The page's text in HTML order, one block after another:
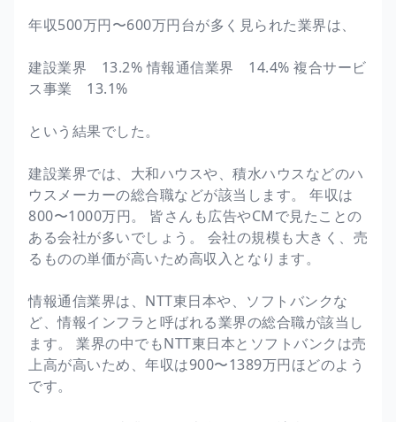
年収500万円〜600万円台が多く見られた業界は、
建設業界 13.2% 情報通信業界 14.4% 複合サービ
ス事業 13.1%
という結果でした。
建設業界では、大和ハウスや、積水ハウスなどのハ
ウスメーカーの総合職などが該当します。 年収は
800〜1000万円。 皆さんも広告やCMで見たことの
ある会社が多いでしょう。 会社の規模も大きく、売
るものの単価が高いため高収入となります。
情報通信業界は、NTT東日本や、ソフトバンクな
ど、情報インフラと呼ばれる業界の総合職が該当し
ます。 業界の中でもNTT東日本とソフトバンクは売
上高が高いため、年収は900〜1389万円ほどのよう
です。